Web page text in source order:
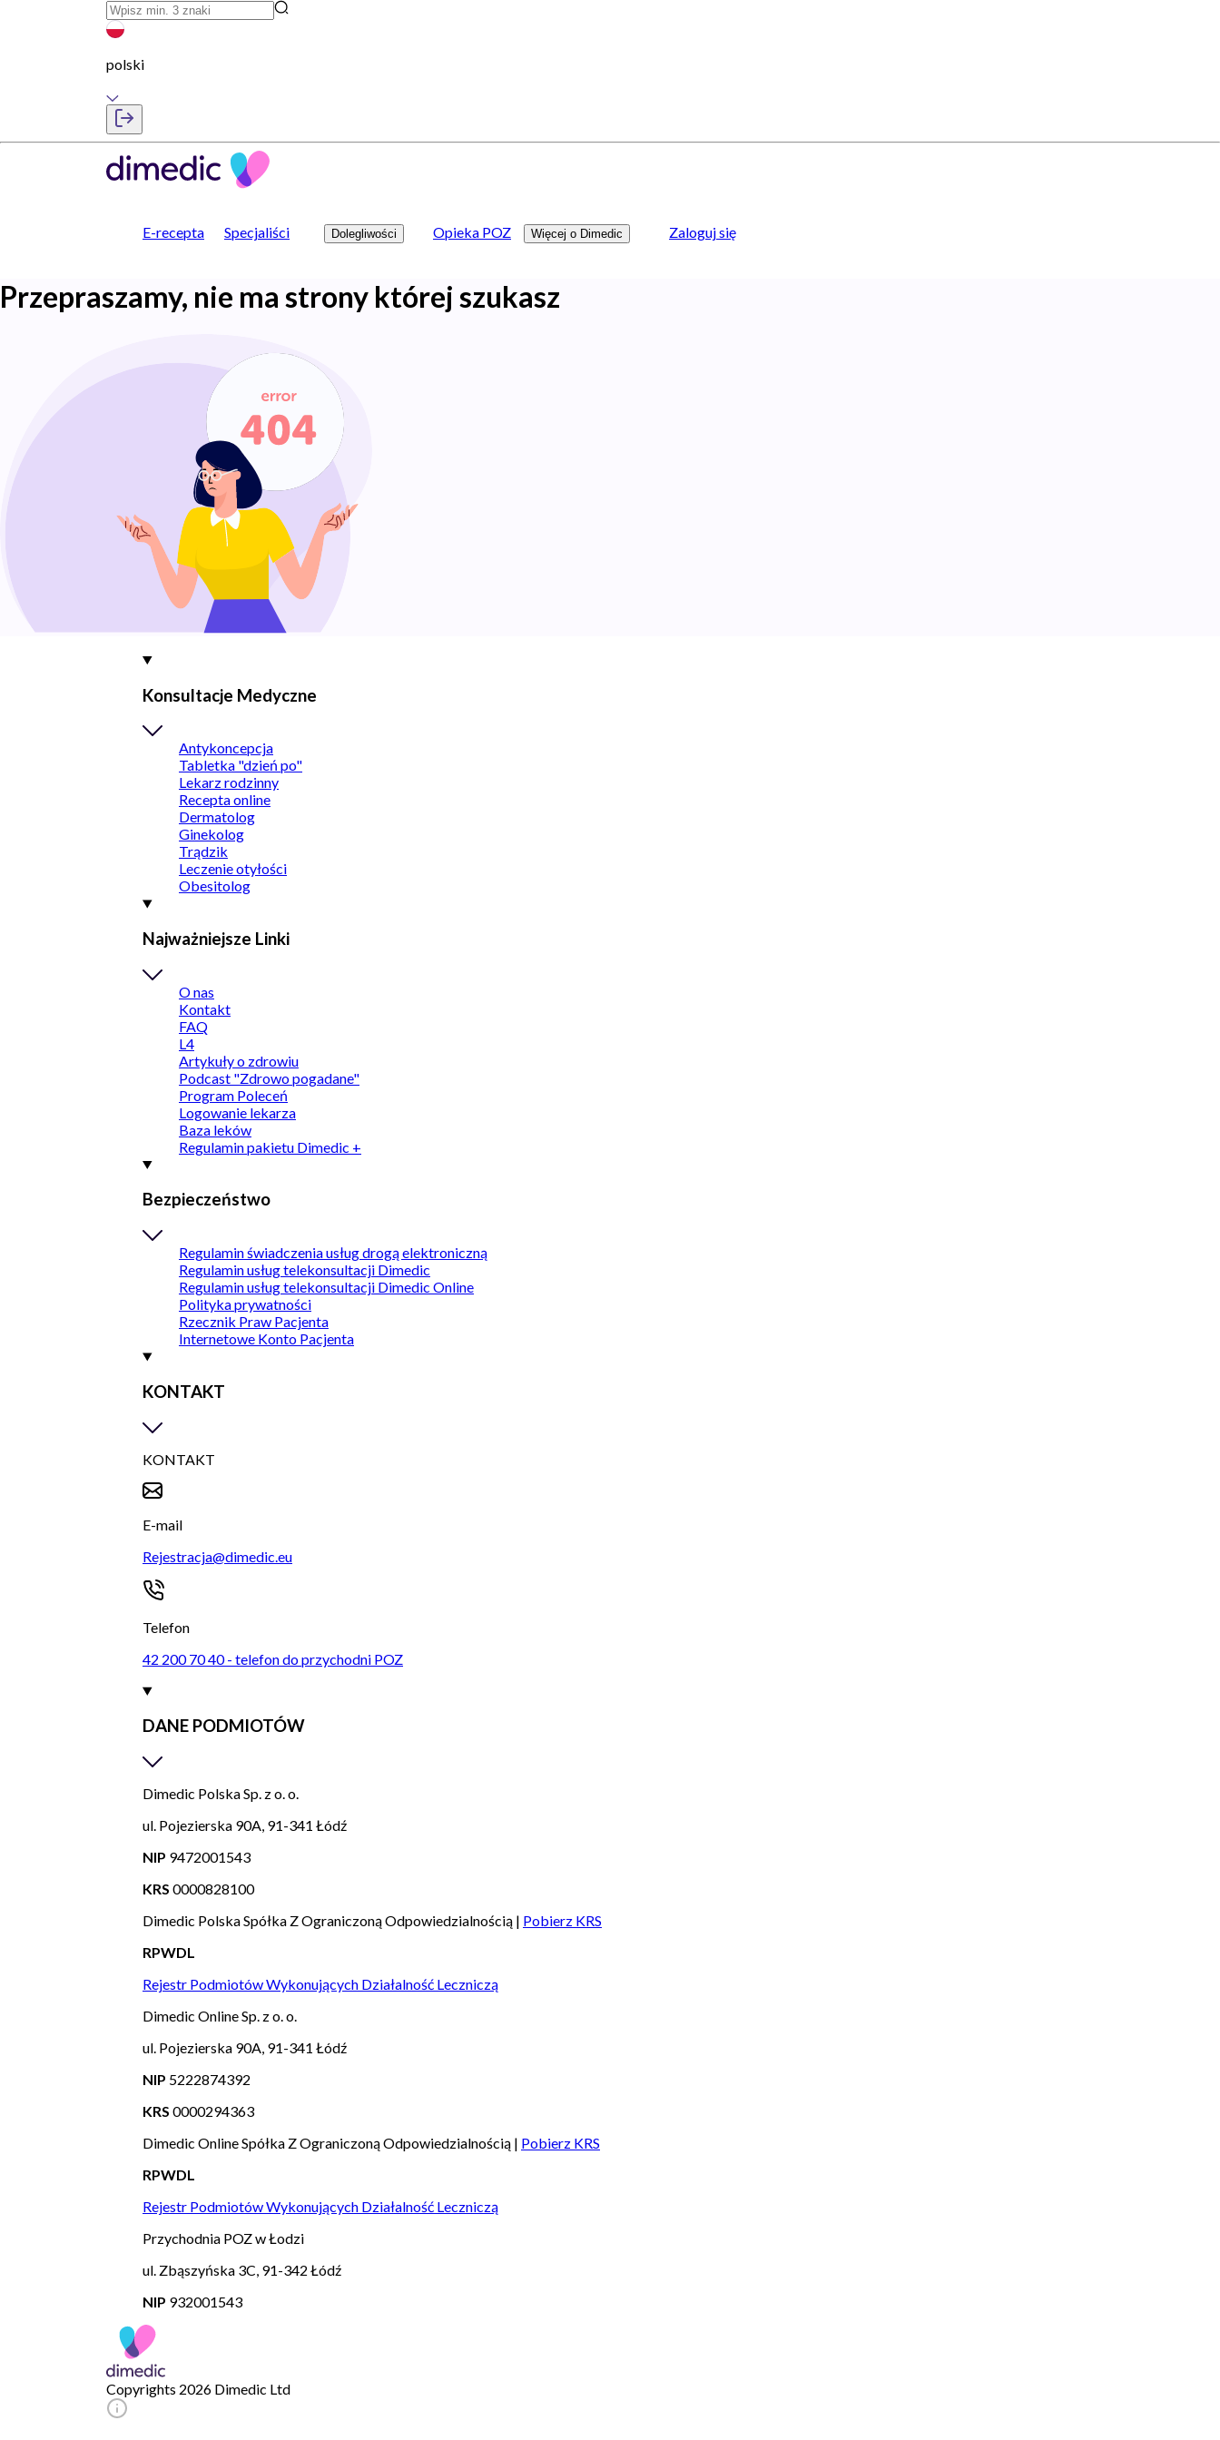
polski
E-recepta Specjaliści Dolegliwości Opieka POZ Więcej o Dimedic Zaloguj się
Przepraszamy, nie ma strony której szukasz
Konsultacje Medyczne
Antykoncepcja
Tabletka "dzień po"
Lekarz rodzinny
Recepta online
Dermatolog
Ginekolog
Trądzik
Leczenie otyłości
Obesitolog
Najważniejsze Linki
O nas
Kontakt
FAQ
L4
Artykuły o zdrowiu
Podcast "Zdrowo pogadane"
Program Poleceń
Logowanie lekarza
Baza leków
Regulamin pakietu Dimedic +
Bezpieczeństwo
Regulamin świadczenia usług drogą elektroniczną
Regulamin usług telekonsultacji Dimedic
Regulamin usług telekonsultacji Dimedic Online
Polityka prywatności
Rzecznik Praw Pacjenta
Internetowe Konto Pacjenta
KONTAKT
KONTAKT
E-mail
Rejestracja@dimedic.eu
Telefon
42 200 70 40 - telefon do przychodni POZ
DANE PODMIOTÓW
Dimedic Polska Sp. z o. o.
ul. Pojezierska 90A, 91-341 Łódź
NIP 9472001543
KRS 0000828100
Dimedic Polska Spółka Z Ograniczoną Odpowiedzialnością | Pobierz KRS
RPWDL
Rejestr Podmiotów Wykonujących Działalność Leczniczą
Dimedic Online Sp. z o. o.
ul. Pojezierska 90A, 91-341 Łódź
NIP 5222874392
KRS 0000294363
Dimedic Online Spółka Z Ograniczoną Odpowiedzialnością | Pobierz KRS
RPWDL
Rejestr Podmiotów Wykonujących Działalność Leczniczą
Przychodnia POZ w Łodzi
ul. Zbąszyńska 3C, 91-342 Łódź
NIP 932001543
Copyrights 2026 Dimedic Ltd